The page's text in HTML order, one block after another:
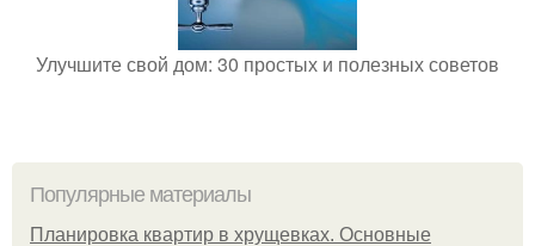
Улучшите свой дом: 30 простых и полезных советов
Популярные материалы
Планировка квартир в хрущевках. Основные